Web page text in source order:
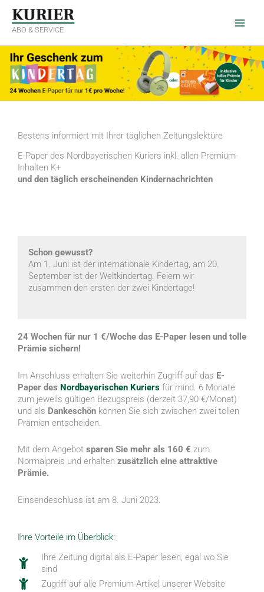
Inhalt
springen
ABO & SERVICE
Bestens informiert mit Ihrer täglichen Zeitungslektüre
E-Paper des Nordbayerischen Kuriers inkl. allen Premium-
Inhalten K+
und den täglich erscheinenden Kindernachrichten
Schon gewusst?
Am 1. Juni ist der internationale Kindertag, am 20.
September ist der Weltkindertag. Feiern wir
zusammen den ersten der zwei Kindertage!
24 Wochen für nur 1 €/Woche das E-Paper lesen und tolle
Prämie sichern!
Im Anschluss erhalten Sie weiterhin Zugriff auf das E-
Paper des Nordbayerischen Kuriers für mind. 6 Monate
zum jeweils gültigen Bezugspreis (derzeit 37,90 €/Monat)
und als Dankeschön können Sie sich zwischen zwei tollen
Prämien entscheiden.
Mit dem Angebot sparen Sie mehr als 160 € zum
Normalpreis und erhalten zusätzlich eine attraktive
Prämie.
Einsendeschluss ist am 8. Juni 2023.
Ihre Vorteile im Überblick:
Ihre Zeitung digital als E-Paper lesen, egal wo Sie
sind
Zugriff auf alle Premium-Artikel unserer Website